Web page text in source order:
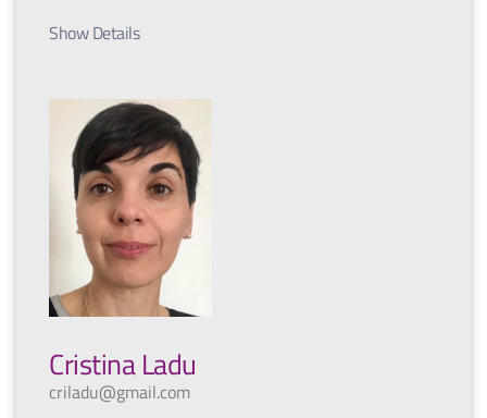
Show Details
Cristina Ladu
criladu@gmail.com